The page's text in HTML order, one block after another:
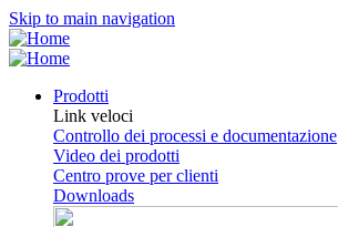
Skip to main navigation
Prodotti
Link veloci
Controllo dei processi e documentazione
Video dei prodotti
Centro prove per clienti
Downloads